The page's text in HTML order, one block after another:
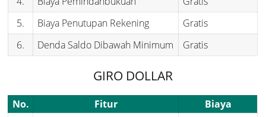
5.
Biaya Penutupan Rekening
Gratis
6.
Denda Saldo Dibawah Minimum Gratis
GIRO DOLLAR
No. Fitur
Biaya